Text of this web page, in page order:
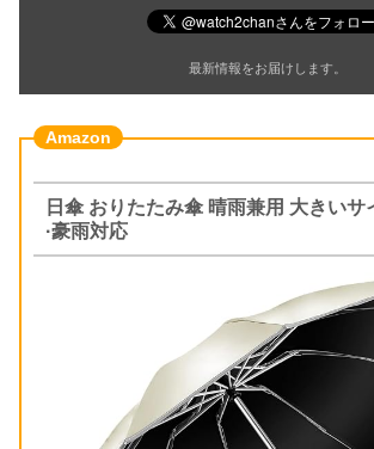
最新情報をお届けします。
日傘 おりたたみ傘 晴雨兼用 大きいサ
·豪雨対応